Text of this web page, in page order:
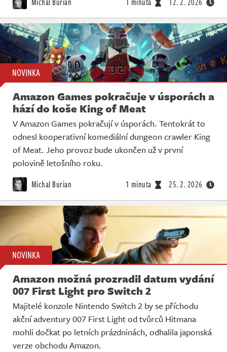
NOVINKA
Amazon Games pokračuje v úsporách a
hází do koše King of Meat
V Amazon Games pokračují v úsporách. Tentokrát to
odnesl kooperativní komediální dungeon crawler King
of Meat. Jeho provoz bude ukončen už v první
polovině letošního roku.
Michal Burian 1 minuta 25. 2. 2026
NOVINKA
Amazon možná prozradil datum vydání
007 First Light pro Switch 2
Majitelé konzole Nintendo Switch 2 by se příchodu
akční adventury 007 First Light od tvůrců Hitmana
mohli dočkat po letních prázdninách, odhalila japonská
verze obchodu Amazon.